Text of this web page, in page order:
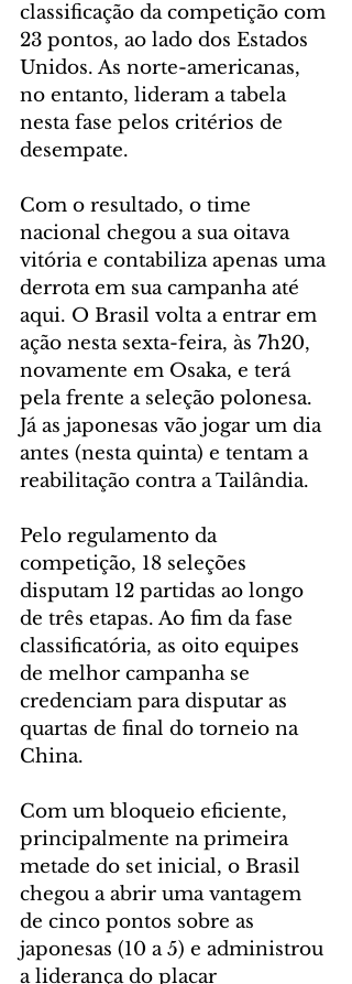
classificação da competição com
23 pontos, ao lado dos Estados
Unidos. As norte-americanas,
no entanto, lideram a tabela
nesta fase pelos critérios de
desempate.
Com o resultado, o time
nacional chegou a sua oitava
vitória e contabiliza apenas uma
derrota em sua campanha até
aqui. O Brasil volta a entrar em
ação nesta sexta-feira, às 7h20,
novamente em Osaka, e terá
pela frente a seleção polonesa.
Já as japonesas vão jogar um dia
antes (nesta quinta) e tentam a
reabilitação contra a Tailândia.
Pelo regulamento da
competição, 18 seleções
disputam 12 partidas ao longo
de três etapas. Ao fim da fase
classificatória, as oito equipes
de melhor campanha se
credenciam para disputar as
quartas de final do torneio na
China.
Com um bloqueio eficiente,
principalmente na primeira
metade do set inicial, o Brasil
chegou a abrir uma vantagem
de cinco pontos sobre as
japonesas (10 a 5) e administrou
a liderança do placar